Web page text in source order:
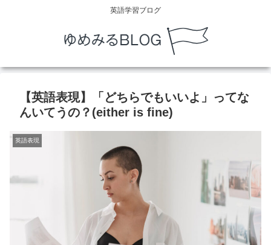
英語学習ブログ
【英語表現】「どちらでもいいよ」ってな
んいてうの？(either is fine)
英語表現